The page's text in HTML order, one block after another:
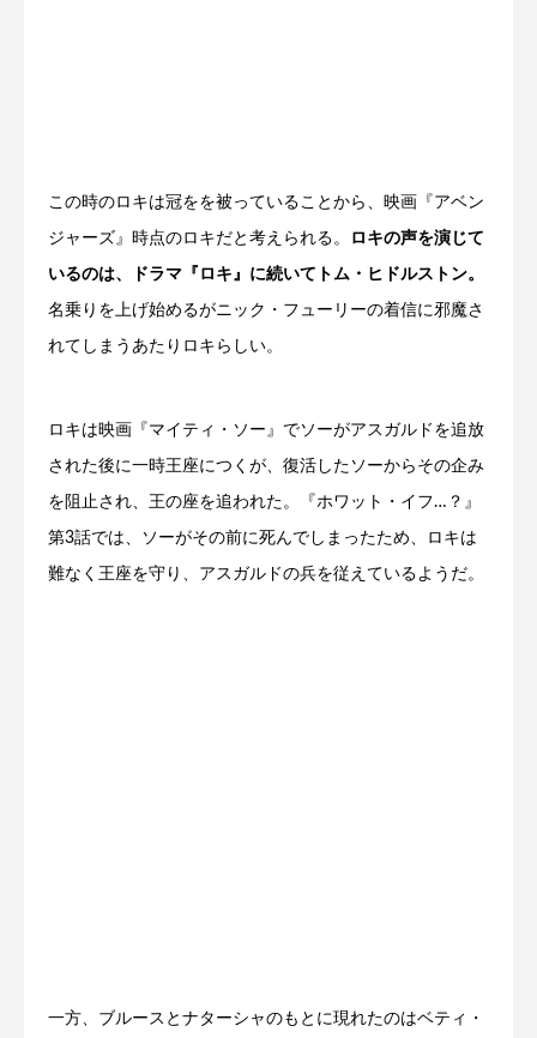
この時のロキは冠をを被っていることから、映画『アベン
ジャーズ』時点のロキだと考えられる。 ロキの声を演じて
いるのは、ドラマ『ロキ』に続いてトム・ヒドルストン。
名乗りを上げ始めるがニック・フューリーの着信に邪魔さ
れてしまうあたりロキらしい。
ロキは映画『マイティ・ソー』でソーがアスガルドを追放
された後に一時王座につくが、復活したソーからその企み
を阻止され、王の座を追われた。『ホワット・イフ…？』
第3話では、ソーがその前に死んでしまったため、ロキは
難なく王座を守り、アスガルドの兵を従えているようだ。
一方、ブルースとナターシャのもとに現れたのはベティ・